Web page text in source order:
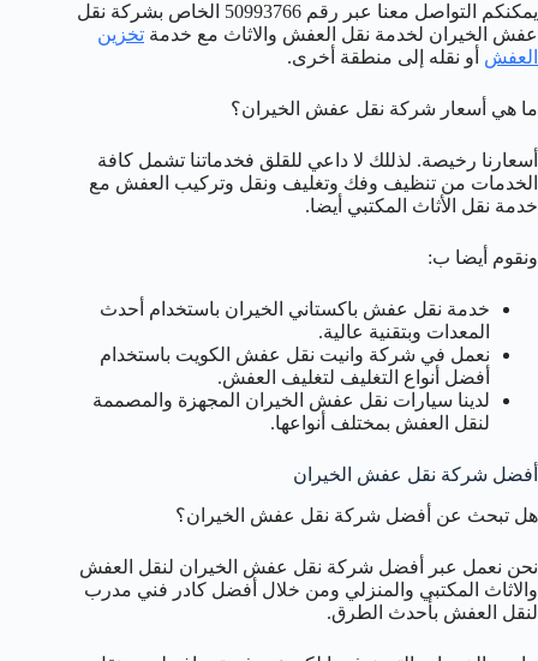
يمكنكم التواصل معنا عبر رقم 50993766 الخاص بشركة نقل
عفش الخيران لخدمة نقل العفش والاثاث مع خدمة تخزين
العفش أو نقله إلى منطقة أخرى.
ما هي أسعار شركة نقل عفش الخيران؟
أسعارنا رخيصة. لذللك لا داعي للقلق فخدماتنا تشمل كافة
الخدمات من تنظيف وفك وتغليف ونقل وتركيب العفش مع
خدمة نقل الأثاث المكتبي أيضا.
ونقوم أيضا ب:
خدمة نقل عفش باكستاني الخيران باستخدام أحدث
المعدات وبتقنية عالية.
نعمل في شركة وانيت نقل عفش الكويت باستخدام
أفضل أنواع التغليف لتغليف العفش.
لدينا سيارات نقل عفش الخيران المجهزة والمصممة
لنقل العفش بمختلف أنواعها.
أفضل شركة نقل عفش الخيران
هل تبحث عن أفضل شركة نقل عفش الخيران؟
نحن نعمل عبر أفضل شركة نقل عفش الخيران لنقل العفش
والاثاث المكتبي والمنزلي ومن خلال أفضل كادر فني مدرب
لنقل العفش بأحدث الطرق.